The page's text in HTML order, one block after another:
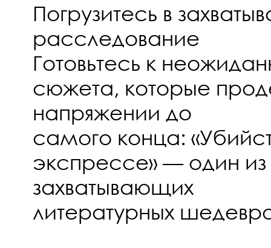
Погрузитесь в
расследование
Готовьтесь к
сюжета, которые
напряжении до
самого конца:
экспрессе» — один
захватывающих
литературных